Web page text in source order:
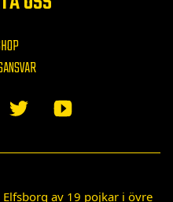
av 19 pojkar i övre